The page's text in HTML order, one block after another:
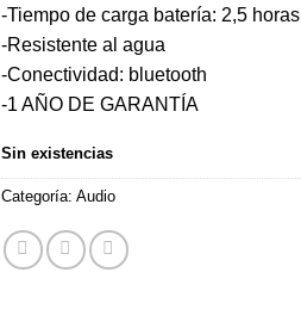
-Tiempo de carga batería: 2,5 horas
-Resistente al agua
-Conectividad: bluetooth
-1 AÑO DE GARANTÍA
Sin existencias
Categoría: Audio